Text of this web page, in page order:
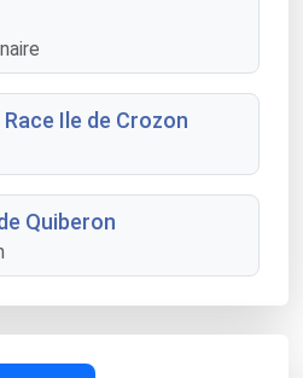
Ile de Crozon
Quiberon